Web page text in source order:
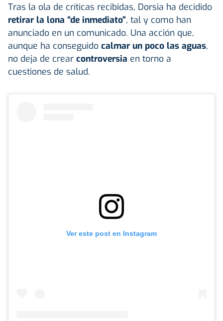
Tras la ola de críticas recibidas, Dorsia ha decidido
retirar la lona “de inmediato”, tal y como han
anunciado en un comunicado. Una acción que,
aunque ha conseguido calmar un poco las aguas,
no deja de crear controversia en torno a
cuestiones de salud.
Ver este post en Instagram